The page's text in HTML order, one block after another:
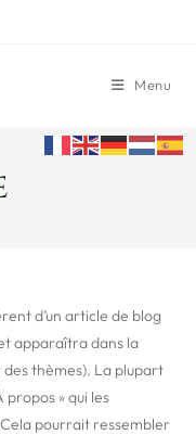
Menu
d’un article de blog
apparaîtra dans la
thèmes). La plupart
» qui les
pourrait ressembler